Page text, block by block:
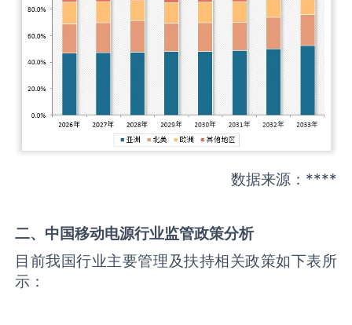
数据来源：****
二、中国移动电源行业监管政策分析
目前我国行业主要管理及扶持相关政策如下表所
示：